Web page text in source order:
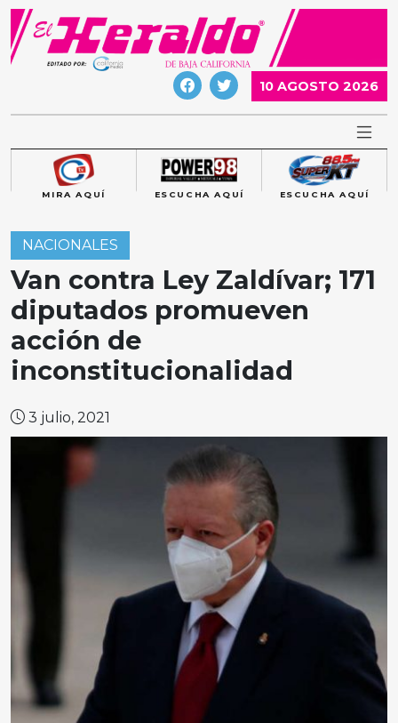
Skip
content
10 AGOSTO 2026
MIRA AQUÍ ESCUCHA AQUÍ ESCUCHA AQUÍ
NACIONALES
Van contra Ley Zaldívar; 171
diputados promueven
acción de
inconstitucionalidad
3 julio, 2021